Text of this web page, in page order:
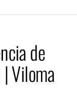
de
Viloma